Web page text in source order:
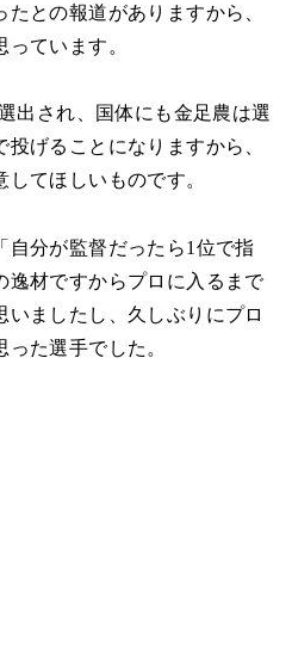
との報道がありますから、
ています。
出され、国体にも金足農は選
げることになりますから、
てほしいものです。
自分が監督だったら1位で指
逸材ですからプロに入るまで
ましたし、久しぶりにプロ
た選手でした。